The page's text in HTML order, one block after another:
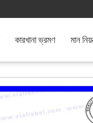
কারখানা ভ্রমণ মান